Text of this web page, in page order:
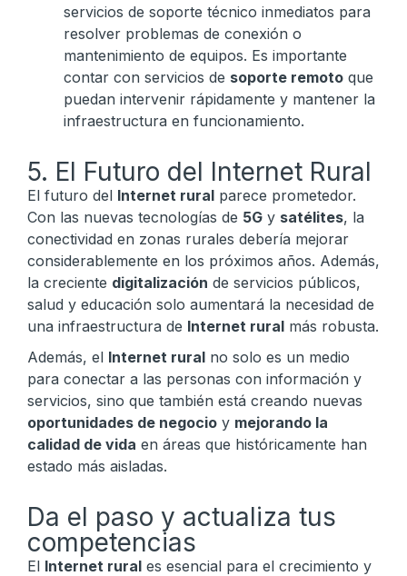
servicios de soporte técnico inmediatos para
resolver problemas de conexión o
mantenimiento de equipos. Es importante
contar con servicios de soporte remoto que
puedan intervenir rápidamente y mantener la
infraestructura en funcionamiento.
5. El Futuro del Internet Rural
El futuro del Internet rural parece prometedor.
Con las nuevas tecnologías de 5G y satélites, la
conectividad en zonas rurales debería mejorar
considerablemente en los próximos años. Además,
la creciente digitalización de servicios públicos,
salud y educación solo aumentará la necesidad de
una infraestructura de Internet rural más robusta.
Además, el Internet rural no solo es un medio
para conectar a las personas con información y
servicios, sino que también está creando nuevas
oportunidades de negocio y mejorando la
calidad de vida en áreas que históricamente han
estado más aisladas.
Da el paso y actualiza tus
competencias
El Internet rural es esencial para el crecimiento y